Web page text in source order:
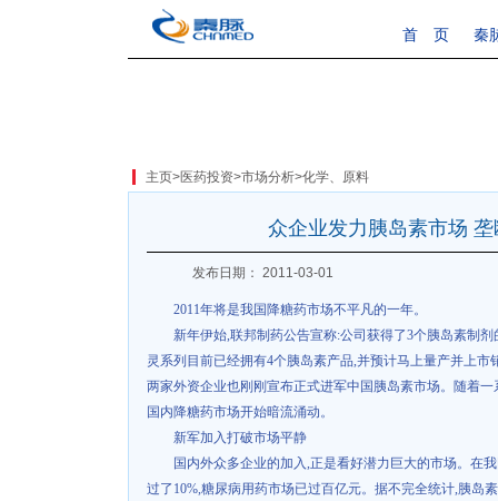
首 页 秦
主页>医药投资>市场分析>化学、原料
众企业发力胰岛素市场
发布日期： 2011-03-01
2011年将是我国降糖药市场不平凡的一年。
新年伊始,联邦制药公告宣称:公司获得了3个胰岛素制剂
灵系列目前已经拥有4个胰岛素产品,并预计马上量产并上市
两家外资企业也刚刚宣布正式进军中国胰岛素市场。随着
国内降糖药市场开始暗流涌动。
新军加入打破市场平静
国内外众多企业的加入,正是看好潜力巨大的市场。在
过了 10%,糖尿病用药市场已过百亿元。据不完全统计,胰岛